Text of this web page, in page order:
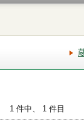
1 件中、 1 件目